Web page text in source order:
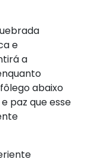
e
a
abaixo
paz que esse